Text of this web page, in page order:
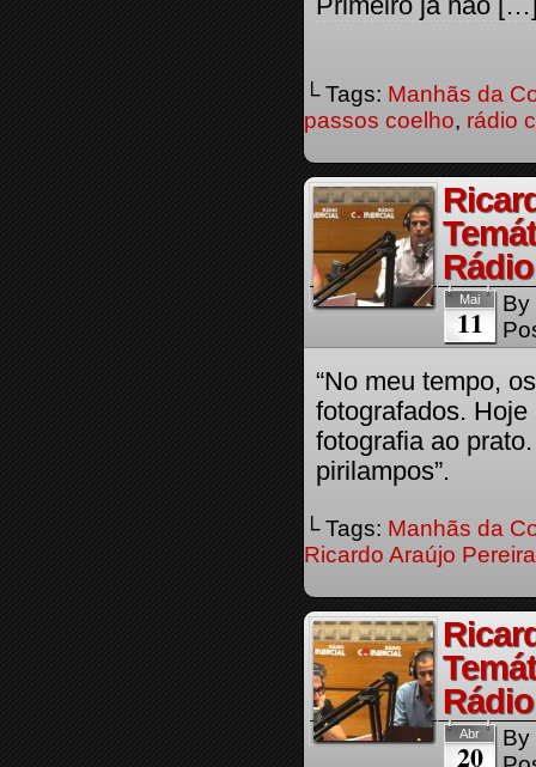
└ Tags: Manhãs da
passos coelho, rádio
Mai
11
By
“No meu tempo,
fotografados.
fotografia ao
pirilampos”.
└ Tags: Manhãs da
Ricardo Araújo Pereira
Abr
20
By